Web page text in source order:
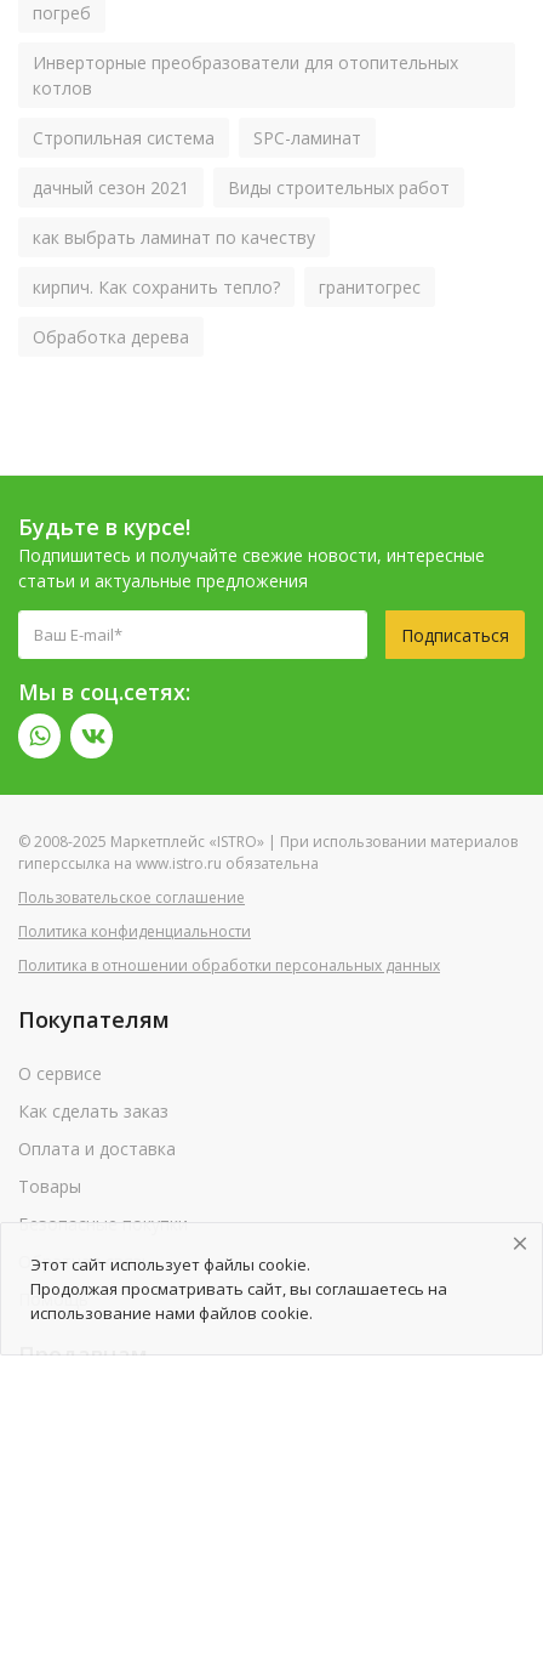
погреб
Инверторные преобразователи для отопительных
котлов
Стропильная система SPC-ламинат
дачный сезон 2021 Виды строительных работ
как выбрать ламинат по качеству
кирпич. Как сохранить тепло? гранитогрес
Обработка дерева
Будьте в курсе!
Подпишитесь и получайте свежие новости, интересные
статьи и актуальные предложения
Подписаться
Мы в соц.сетях:
© 2008-2025 Маркетплейс «ISTRO» | При использовании материалов
гиперссылка на www.istro.ru обязательна
Пользовательское соглашение
Политика конфиденциальности
Политика в отношении обработки персональных данных
Покупателям
О сервисе
Как сделать заказ
Оплата и доставка
Товары
Безопасные покупки
Обратная связь
Помощь
Продавцам
Этот сайт использует файлы cookie.
Продолжая просматривать сайт, вы соглашаетесь на
использование нами файлов cookie.